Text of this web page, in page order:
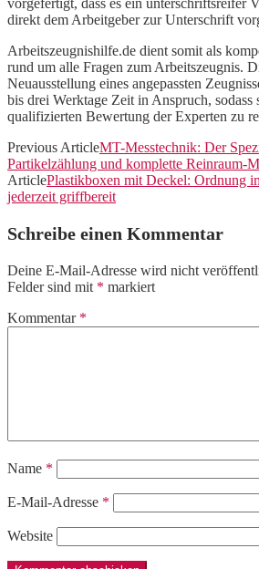
vorgefertigt, dass es ein unterschriftsreifer
direkt dem Arbeitgeber zur Unterschrift
Arbeitszeugnishilfe.de dient somit als
rund um alle Fragen zum Arbeitszeugnis.
Neuausstellung eines angepassten
bis drei Werktage Zeit in Anspruch, sodass
qualifizierten Bewertung der Experten zu
Previous ArticleMT-Messtechnik: Der
Partikelzählung und komplette Reinraum-
ArticlePlastikboxen mit Deckel: Ordnung
jederzeit griffbereit
Schreibe einen Kommentar
Deine E-Mail-Adresse wird nicht
Felder sind mit * markiert
Kommentar *
Name *
E-Mail-Adresse *
Website